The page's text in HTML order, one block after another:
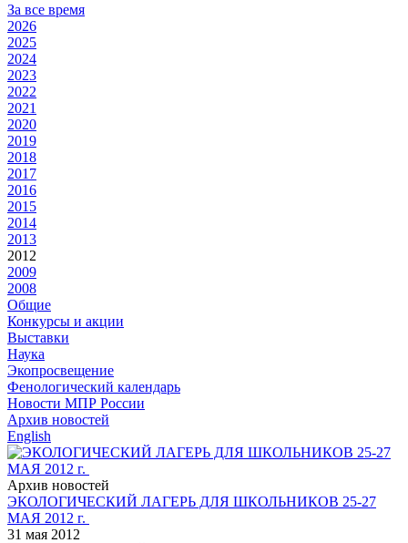
За все время
2026
2025
2024
2023
2022
2021
2020
2019
2018
2017
2016
2015
2014
2013
2012
2009
2008
Общие
Конкурсы и акции
Выставки
Наука
Экопросвещение
Фенологический календарь
Новости МПР России
Архив новостей
English
Архив новостей
ЭКОЛОГИЧЕСКИЙ ЛАГЕРЬ ДЛЯ ШКОЛЬНИКОВ 25-27
МАЯ 2012 г.
31 мая 2012